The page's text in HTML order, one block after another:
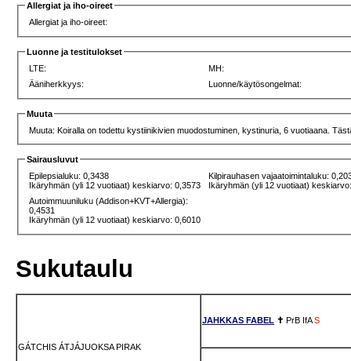
Allergiat ja iho-oireet
Allergiat ja iho-oireet:
Luonne ja testitulokset
LTE:
MH:
Ääniherkkyys:
Luonne/käytösongelmat:
Muuta
Muuta: Koiralla on todettu kystiinikivien muodostuminen, kystinuria, 6 vuotiaana.
Sairausluvut
Epilepsialuku: 0,3438
Ikäryhmän (yli 12 vuotiaat) keskiarvo: 0,3573
Kilpirauhasen vajaatoimintaluku:
Ikäryhmän (yli 12 vuotiaat)
Autoimmuuniluku (Addison+KVT+Allergia):
0,4531
Ikäryhmän (yli 12 vuotiaat) keskiarvo: 0,6010
Sukutaulu
GÁTCHIS ÁTJÁJUOKSA PIRAK
JAHKKAS FABEL ✝ PrB IfA S